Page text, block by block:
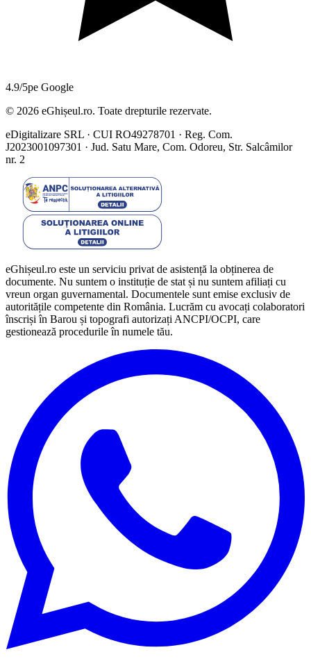
4.9/5pe Google
© 2026 eGhișeul.ro. Toate drepturile rezervate.
eDigitalizare SRL · CUI RO49278701 · Reg. Com.
J2023001097301 · Jud. Satu Mare, Com. Odoreu, Str. Salcâmilor
nr. 2
eGhișeul.ro este un serviciu privat de asistență la obținerea de
documente. Nu suntem o instituție de stat și nu suntem afiliați cu
vreun organ guvernamental. Documentele sunt emise exclusiv de
autoritățile competente din România. Lucrăm cu avocați colaboratori
înscriși în Barou și topografi autorizați ANCPI/OCPI, care
gestionează procedurile în numele tău.